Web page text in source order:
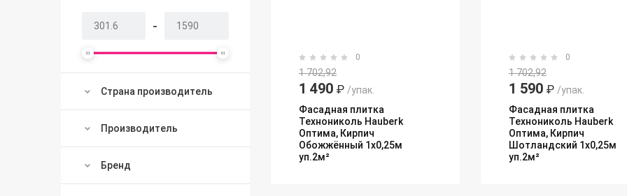
-
Страна производитель
Производитель
Бренд
0
1 702,92
1 490 ₽ /упак.
Фасадная плитка
Технониколь Hauberk
Оптима, Кирпич
Обожжённый 1х0,25м
уп.2м²
0
1 702,92
1 590 ₽ /упак.
Фасадная плитка
Технониколь Hauberk
Оптима, Кирпич
Шотландский 1х0,25м
уп.2м²